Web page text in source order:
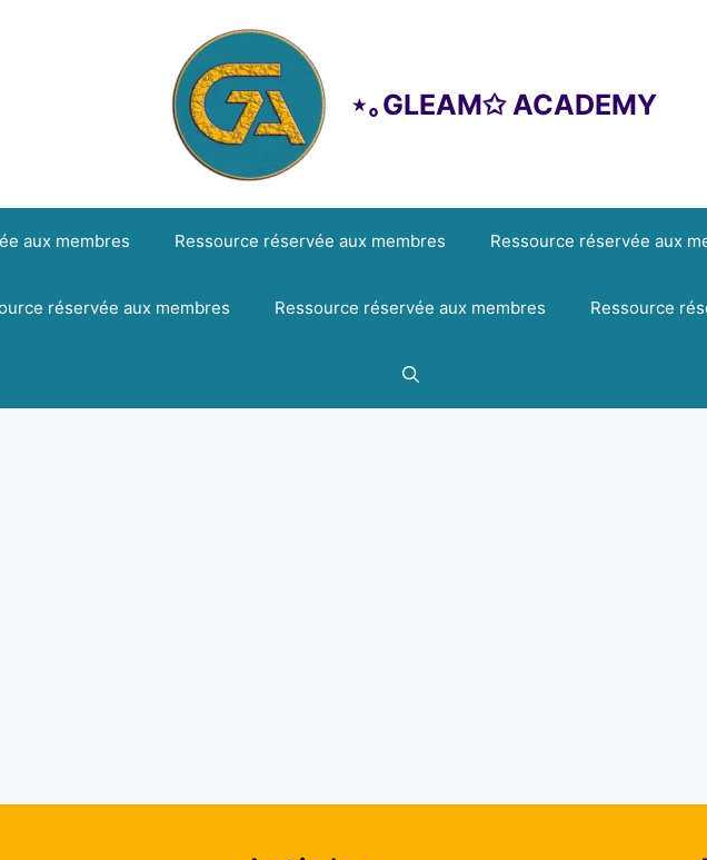
⋆｡GLEAM✩ ACADEMY
aux membres Ressource réservée aux membres Ressource réservée aux
réservée aux membres Ressource réservée aux membres Ressource